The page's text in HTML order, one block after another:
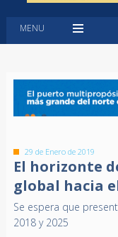
MENU
29 de Enero de 2019
El horizonte
global hacia
Se espera que
2018 y 2025